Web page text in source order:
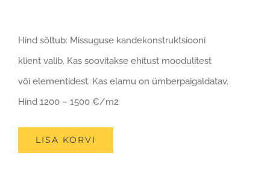
Hind sõltub: Missuguse kandekonstruktsiooni
klient valib. Kas soovitakse ehitust moodulitest
või elementidest. Kas elamu on ümberpaigaldatav.
Hind 1200 – 1500 €/m2
LISA KORVI